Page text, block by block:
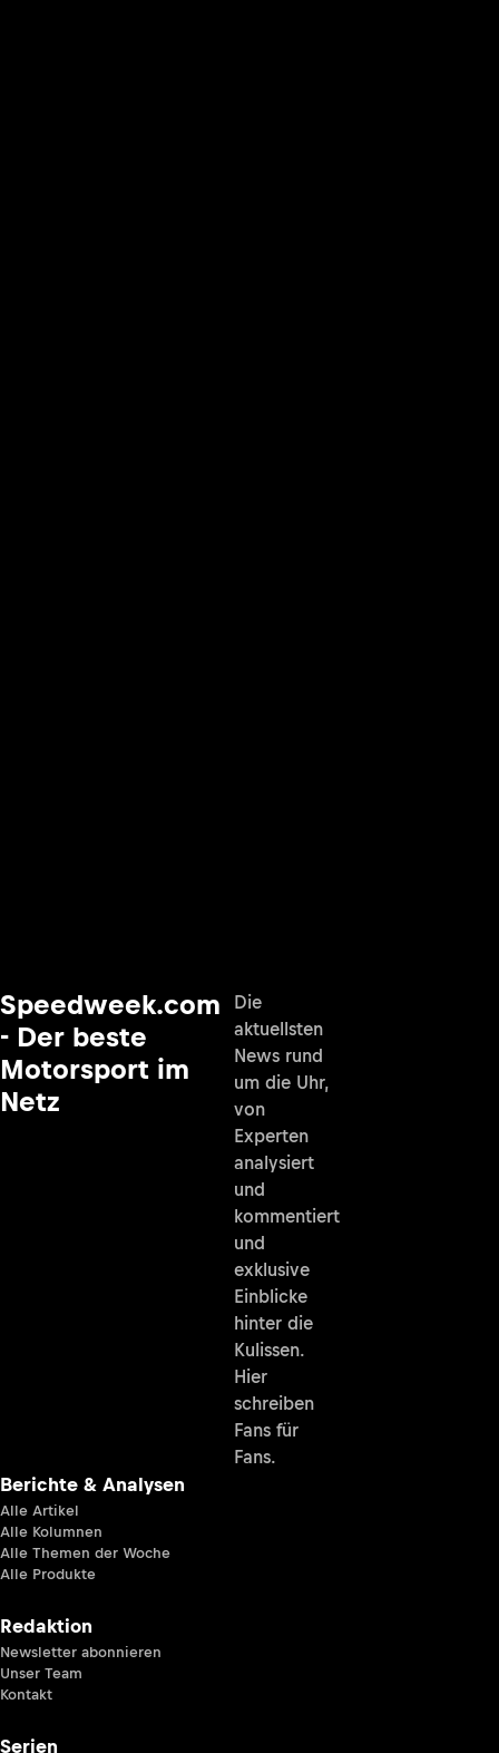
Speedweek.com
- Der beste
Motorsport im
Netz
Die
aktuellsten
News rund
um die Uhr,
von
Experten
analysiert
und
kommentiert
und
exklusive
Einblicke
hinter die
Kulissen.
Hier
schreiben
Fans für
Fans.
Berichte & Analysen
Alle Artikel
Alle Kolumnen
Alle Themen der Woche
Alle Produkte
Redaktion
Newsletter abonnieren
Unser Team
Kontakt
Serien